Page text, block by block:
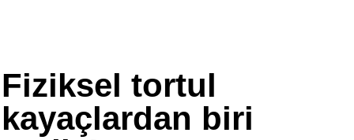
Fiziksel tortul
kayaçlardan biri